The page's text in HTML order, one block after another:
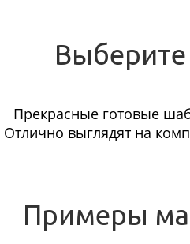
Прекрасные готовые
Отлично выглядят на
Примеры